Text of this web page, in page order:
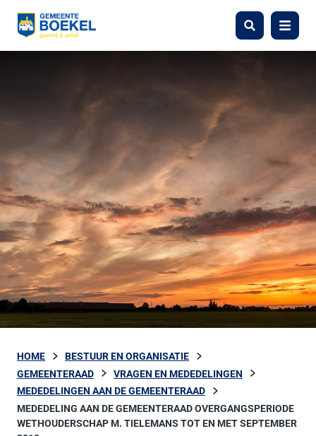
Zoeken Menu
HOME
BESTUUR EN ORGANISATIE
GEMEENTERAAD
VRAGEN EN MEDEDELINGEN
MEDEDELINGEN AAN DE GEMEENTERAAD
MEDEDELING AAN DE GEMEENTERAAD OVERGANGSPERIODE
WETHOUDERSCHAP M. TIELEMANS TOT EN MET SEPTEMBER